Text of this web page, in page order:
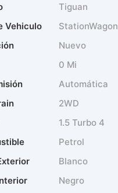
Tiguan
Vehiculo
StationWagon
Nuevo
0 Mi
Automática
2WD
1.5 Turbo 4
Petrol
Blanco
Negro